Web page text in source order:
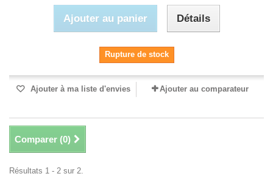
Ajouter au panier Détails
Rupture de stock
Ajouter à ma liste d'envies Ajouter au comparateur
Comparer (0)
Résultats 1 - 2 sur 2.